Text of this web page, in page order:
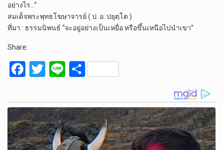
อย่างไร…”
สมเด็จพระพุทธโฆษาจารย์ ( ป. อ. ปยุตฺโต )
ที่มา : ธรรมนิพนธ์ “จะอยู่อย่างเป็นเหยื่อ หรือขึ้นเหนือไปนำเขา”
Share:
F
ce
b
o
T
tt
er
Li
e
S
ar
e